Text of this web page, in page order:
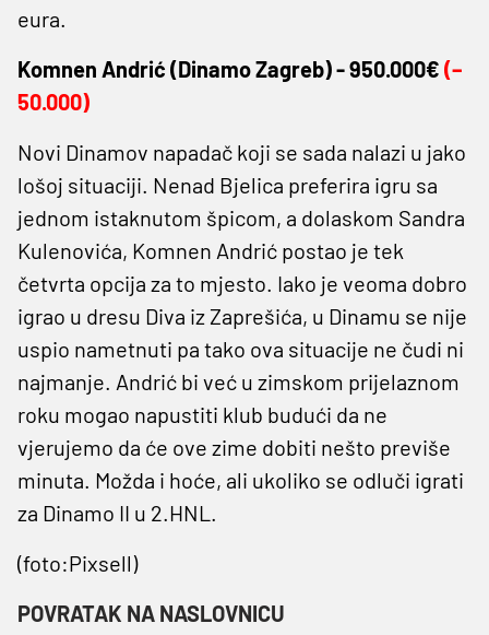
eura.
Komnen Andrić (Dinamo Zagreb) -950.000€ (–
50.000)
Novi Dinamov napadač koji se sada nalazi u jako
lošoj situaciji. Nenad Bjelica preferira igru sa
jednom istaknutom špicom, a dolaskom Sandra
Kulenovića, Komnen Andrić postao je tek
četvrta opcija za to mjesto. Iako je veoma dobro
igrao u dresu Diva iz Zaprešića, u Dinamu se nije
uspio nametnuti pa tako ova situacije ne čudi ni
najmanje. Andrić bi već u zimskom prijelaznom
roku mogao napustiti klub budući da ne
vjerujemo da će ove zime dobiti nešto previše
minuta. Možda i hoće, ali ukoliko se odluči igrati
za Dinamo II u 2.HNL.
(foto:Pixsell)
POVRATAK NA NASLOVNICU